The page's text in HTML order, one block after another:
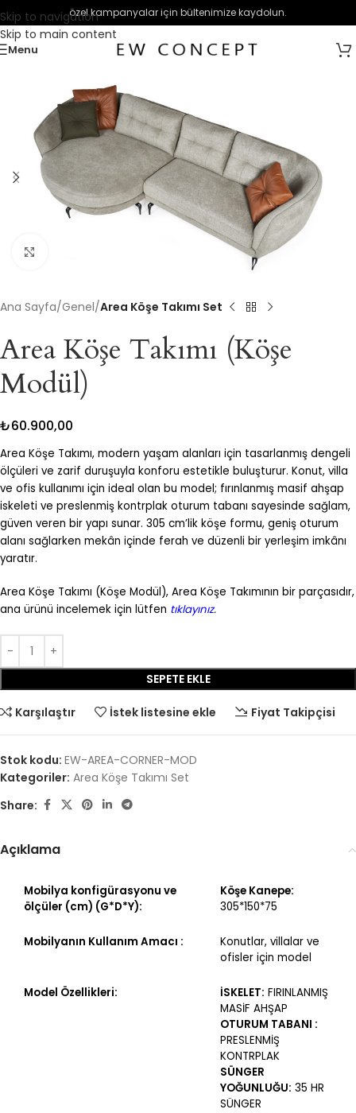
Skip to navigation
Skip to main content
özel kampanyalar için bültenimize kaydolun.
Menu
Ana Sayfa Genel Area Köşe Takımı Set
Area Köşe Takımı (Köşe
Modül)
₺60.900,00
Area Köşe Takımı, modern yaşam alanları için tasarlanmış dengeli
ölçüleri ve zarif duruşuyla konforu estetikle buluşturur. Konut, villa
ve ofis kullanımı için ideal olan bu model; fırınlanmış masif ahşap
iskeleti ve preslenmiş kontrplak oturum tabanı sayesinde sağlam,
güven veren bir yapı sunar. 305 cm’lik köşe formu, geniş oturum
alanı sağlarken mekân içinde ferah ve düzenli bir yerleşim imkânı
yaratır.
Area Köşe Takımı (Köşe Modül), Area Köşe Takımının bir parçasıdır,
ana ürünü incelemek için lütfen tıklayınız.
SEPETE EKLE
Karşılaştır İstek listesine ekle Fiyat Takipçisi
Stok kodu: EW-AREA-CORNER-MOD
Kategoriler: Area Köşe Takımı Set
Share:
Açıklama
Mobilya konfigürasyonu ve
ölçüler (cm) (G*D*Y):
Köşe Kanepe:
305*150*75
Mobilyanın Kullanım Amacı :
Konutlar, villalar ve
ofisler için model
Model Özellikleri: İSKELET: FIRINLANMIŞ
MASİF AHŞAP
OTURUM TABANI :
PRESLENMİŞ
KONTRPLAK
SÜNGER
YOĞUNLUĞU: 35 HR
SÜNGER